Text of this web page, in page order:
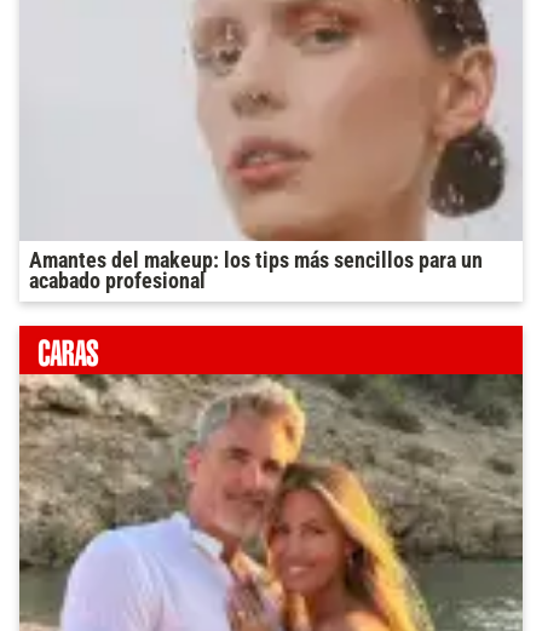
Amantes del makeup: los tips más sencillos para un
acabado profesional